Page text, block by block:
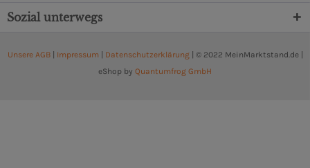
Sozial unterwegs
Unsere AGB| Impressum Datenschutzerklärung| © 2022 MeinMarktstand.de |
eShop by Quantumfrog GmbH